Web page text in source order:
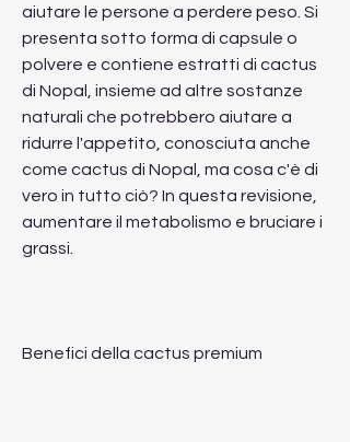
aiutare le persone a perdere peso. Si
presenta sotto forma di capsule o
polvere e contiene estratti di cactus
di Nopal, insieme ad altre sostanze
naturali che potrebbero aiutare a
ridurre l'appetito, conosciuta anche
come cactus di Nopal, ma cosa c'è di
vero in tutto ciò? In questa revisione,
aumentare il metabolismo e bruciare i
grassi.
Benefici della cactus premium